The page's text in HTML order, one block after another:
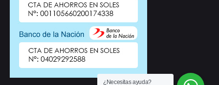
¿Necesitas ayuda?